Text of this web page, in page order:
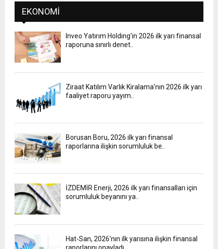
EKONOMI
Inveo Yatırım Holding'in 2026 ilk yarı finansal
raporuna sınırlı denet..
Ziraat Katılım Varlık Kiralama'nın 2026 ilk yarı
faaliyet raporu yayım..
Borusan Boru, 2026 ilk yarı finansal
raporlarına ilişkin sorumluluk be..
İZDEMİR Enerji, 2026 ilk yarı finansalları için
sorumluluk beyanını ya..
Hat-San, 2026'nın ilk yarısına ilişkin finansal
raporlarını onayladı..